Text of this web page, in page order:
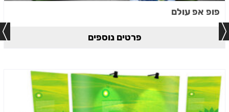
פופ אפ עולם
פרטים נוספים